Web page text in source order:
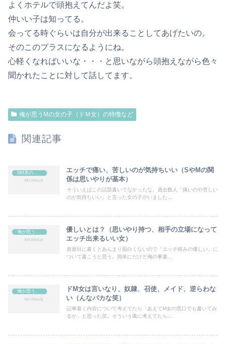
よくホテルで頭抱えてんだよ笑。
仲いい子は知ってる。
会ってる時ぐらいは自分が出来ることしてあげたいの。
そのこのプラスになるようにね。
心軽くなればいいな・・・と思いながら頭抱えながら色々
聞かれたことに対して話してます。
俺が思うMの女の子（ドＭ女）の特徴など
関連記事
エッチで痛い、苦しいのが気持ちいい（SやMの関
係は思いやりが基本）
そういえばこの話題書いてなかったな。過去数人「痛いのや苦しい
のが気持ちいい」と言った女の子がいました...
俺が思うMの女の子（ドＭ女）の特徴など
優しいとは？（思いやり持つ、相手の立場になって
エッチ出来るいい女）
真面目に書くとあんまり面白くないので「エッチ絡みの優しい」に
ついて書こうと思う。簡単にだけど俺の事書...
俺が思うMの女の子（ドＭ女）の特徴など
ドM女は言いなり、奴隷、召使、メイド、逆らわな
い（んなバカな笑）
記事書く内容について考えてたら「あえてM女の悪口でも書いてみ
るか」と思った笑。そういう風に考えてたら...